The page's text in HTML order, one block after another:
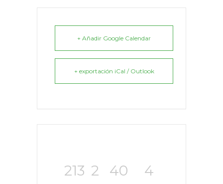
+ Añadir Google Calendar
+ exportación iCal / Outlook
213 2 40 4